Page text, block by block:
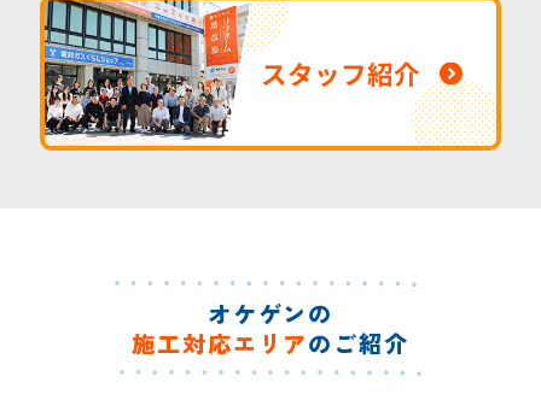
スタッフ紹介
オケゲンの
施工対応エリアのご紹介